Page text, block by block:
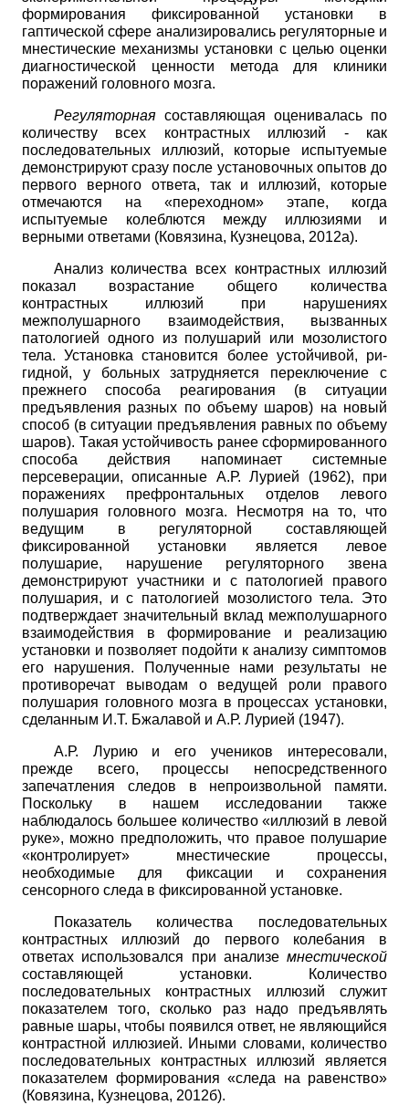
формирования фиксированной установки в
гаптической сфере анализировались регуляторные и
мнестические механизмы установки с целью оценки
диагностической ценности метода для клиники
поражений головного мозга.
Регуляторнаясоставляющая оценивалась по
количеству всех контрастных иллюзий - как
последовательных иллюзий, которые испытуемые
демонстрируют сразу после установочных опытов до
первого верного ответа, так и иллюзий, которые
отмечаются на «переходном» этапе, когда
испытуемые колеблются между иллюзиями и
верными ответами (Ковязина, Кузнецова, 2012а).
Анализ количества всех контрастных иллюзий
показал возрастание общего количества
контрастных иллюзий при нарушениях
межполушарного взаимодействия, вызванных
патологией одного из полушарий или мозолистого
тела. Установка становится более устойчивой, ри­
гидной, у больных затрудняется переключение с
прежнего способа реагирования (в ситуации
предъявления разных по объему шаров) на новый
способ (в ситуации предъявления равных по объему
шаров). Такая устойчивость ранее сформированного
способа действия напоминает системные
персеверации, описанные А.Р. Лурией (1962), при
поражениях префронтальных отделов левого
полушария головного мозга. Несмотря на то, что
ведущим в регуляторной составляющей
фиксированной установки является левое
полушарие, нарушение регуляторного звена
демонстрируют участники и с патологией правого
полушария, и с патологией мозолистого тела. Это
подтверждает значительный вклад межполушарного
взаимодействия в формирование и реализацию
установки и позволяет подойти к анализу симптомов
его нарушения. Полученные нами результаты не
противоречат выводам о ведущей роли правого
полушария головного мозга в процессах установки,
сделанным И.Т. Бжалавой и А.Р. Лурией (1947).
А.Р. Лурию и его учеников интересовали,
прежде всего, процессы непосредственного
запечатления следов в непроизвольной памяти.
Поскольку в нашем исследовании также
наблюдалось большее количество «иллюзий в левой
руке», можно предположить, что правое полушарие
«контролирует» мнестические процессы,
необходимые для фиксации и сохранения
сенсорного следа в фиксированной установке.
Показатель количества последовательных
контрастных иллюзий до первого колебания в
ответах использовался при анализе мнестической
составляющей установки. Количество
последовательных контрастных иллюзий служит
показателем того, сколько раз надо предъявлять
равные шары, чтобы появился ответ, не являющийся
контрастной иллюзией. Иными словами, количество
последовательных контрастных иллюзий является
показателем формирования «следа на равенство»
(Ковязина, Кузнецова, 2012б).